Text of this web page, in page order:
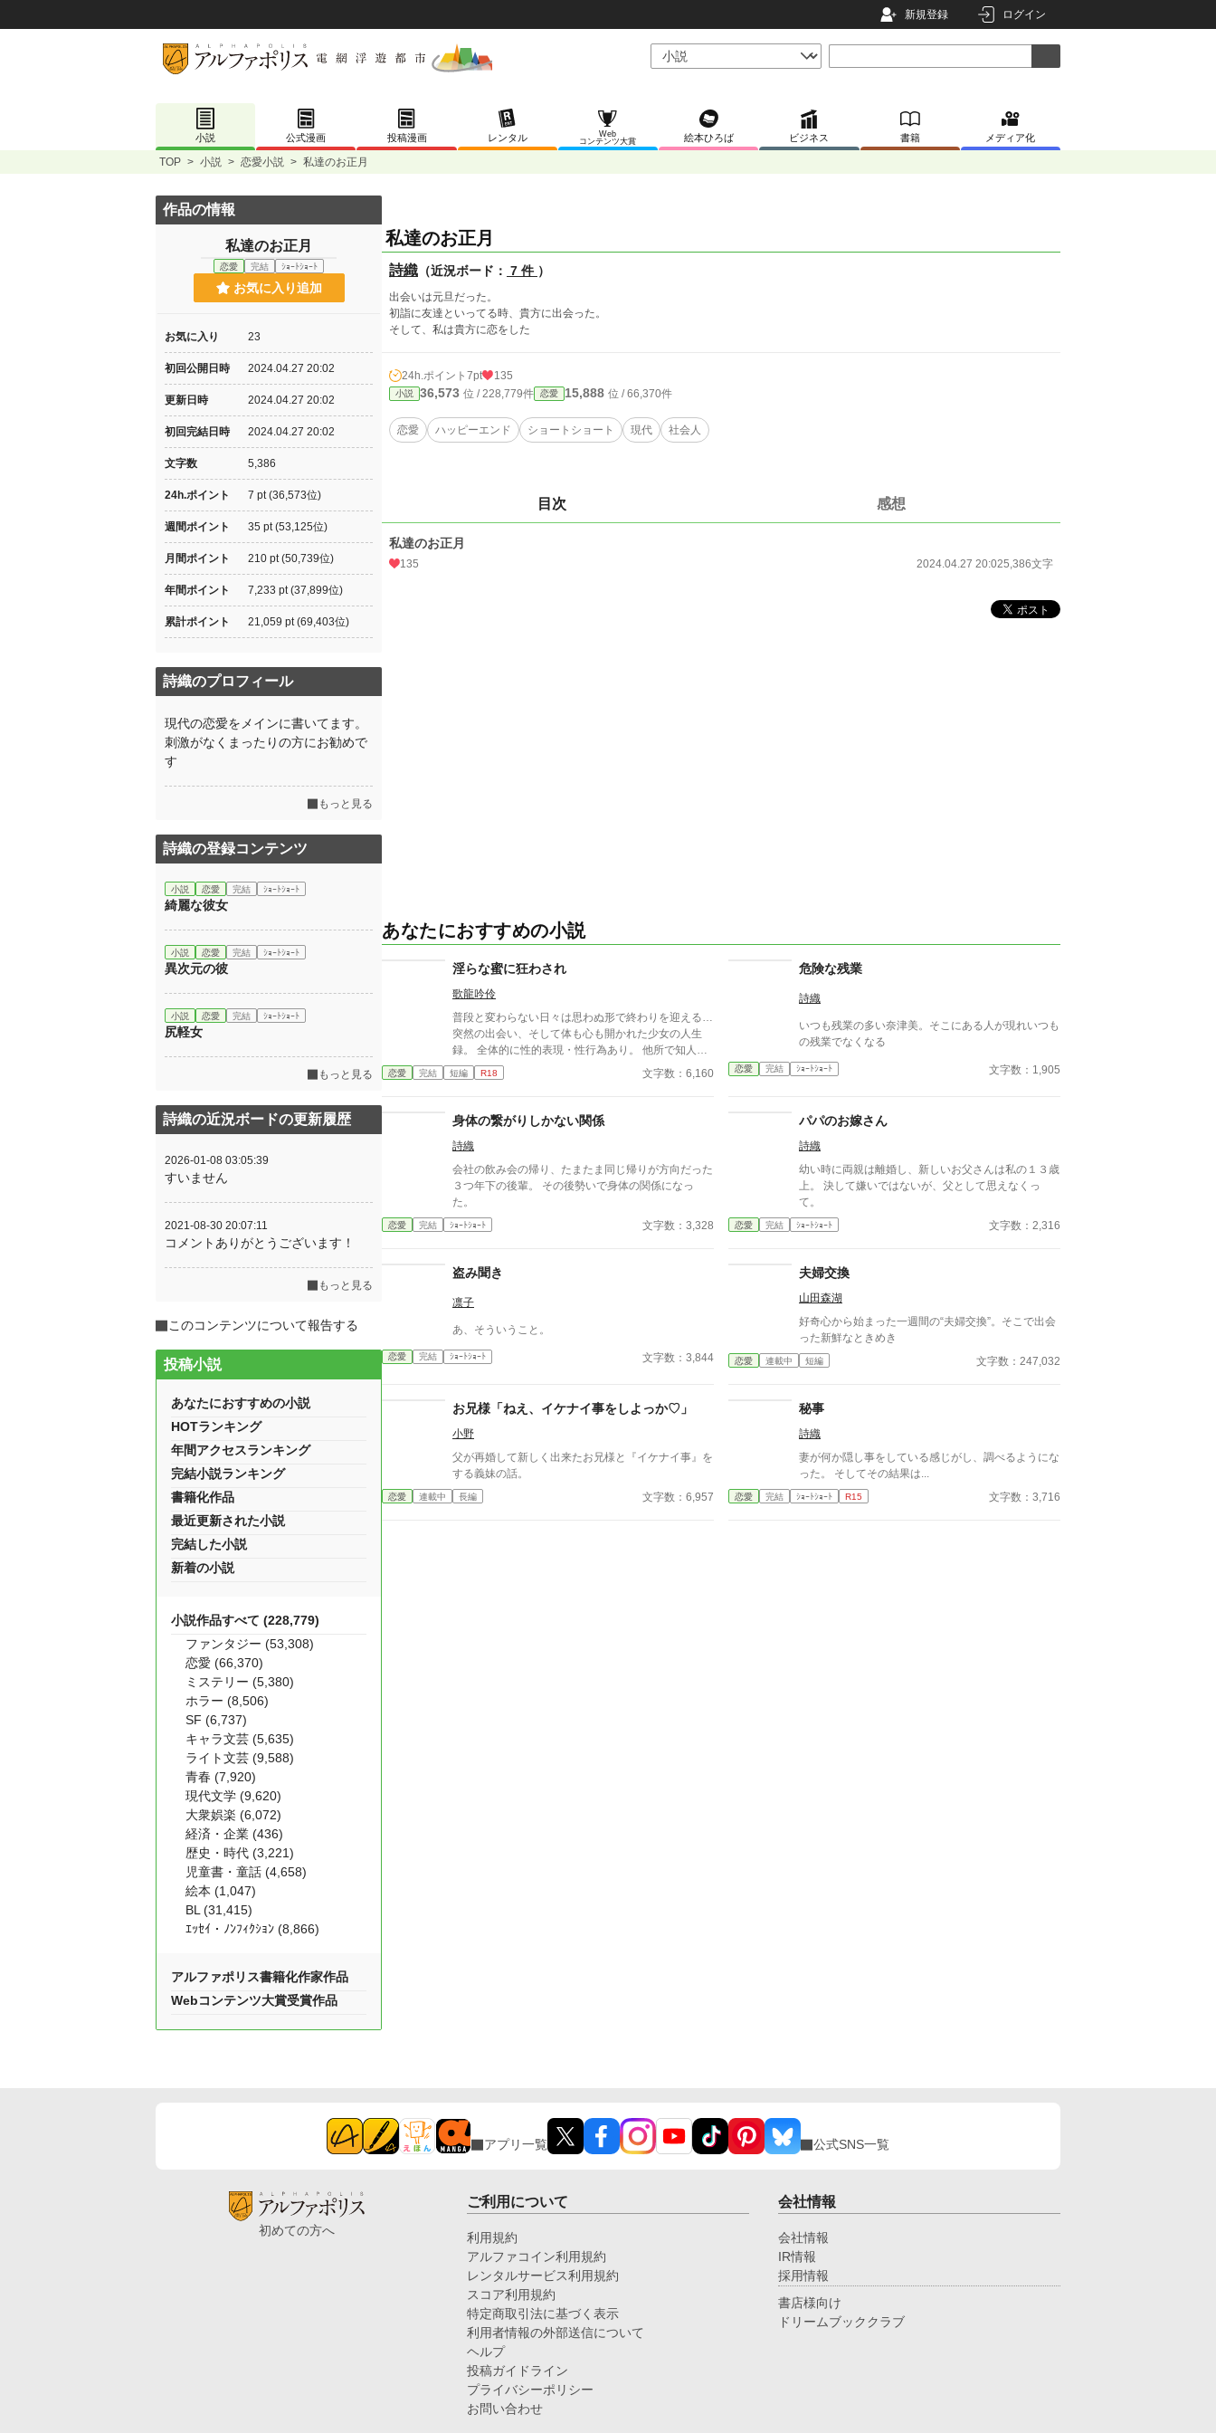
新規登録 ログイン
小説 公式漫画 投稿漫画 レンタル
Web
コンテンツ大賞
絵本ひろば ビジネス 書籍 メディア化
TOP > 小説 > 恋愛小説 > 私達のお正月
私達のお正月
詩織 （近況ボード： 7 件 ）
出会いは元旦だった。
初詣に友達といってる時、貴方に出会った。
そして、私は貴方に恋をした
24h.ポイント 7pt 135
小説 36,573 位 / 228,779件 恋愛 15,888 位 / 66,370件
恋愛 ハッピーエンド ショートショート 現代 社会人
目次 感想
私達のお正月
135 2024.04.27 20:025,386文字
あなたにおすすめの小説
淫らな蜜に狂わされ
歌龍吟伶
普段と変わらない日々は思わぬ形で終わりを迎える…
突然の出会い、そして体も心も開かれた少女の人生
録。 全体的に性的表現・性行為あり。 他所で知人限
定公開していましたが、こちらに移しました。 全3話
完結済みです。
恋愛 完結 短編 R18 文字数：6,160
危険な残業
詩織
いつも残業の多い奈津美。そこにある人が現れいつも
の残業でなくなる
恋愛 完結 ｼｮｰﾄｼｮｰﾄ 文字数：1,905
身体の繋がりしかない関係
詩織
会社の飲み会の帰り、たまたま同じ帰りが方向だった
３つ年下の後輩。 その後勢いで身体の関係になっ
た。
恋愛 完結 ｼｮｰﾄｼｮｰﾄ 文字数：3,328
パパのお嫁さん
詩織
幼い時に両親は離婚し、新しいお父さんは私の１３歳
上。 決して嫌いではないが、父として思えなくっ
て。
恋愛 完結 ｼｮｰﾄｼｮｰﾄ 文字数：2,316
盗み聞き
凛子
あ、そういうこと。
恋愛 完結 ｼｮｰﾄｼｮｰﾄ 文字数：3,844
夫婦交換
山田森湖
好奇心から始まった一週間の“夫婦交換”。そこで出会
った新鮮なときめき
恋愛 連載中 短編 文字数：247,032
お兄様「ねえ、イケナイ事をしよっか♡」
小野
父が再婚して新しく出来たお兄様と『イケナイ事』を
する義妹の話。
恋愛 連載中 長編 文字数：6,957
秘事
詩織
妻が何か隠し事をしている感じがし、調べるようにな
った。 そしてその結果は...
恋愛 完結 ｼｮｰﾄｼｮｰﾄ R15 文字数：3,716
作品の情報
私達のお正月
恋愛 完結 ｼｮｰﾄｼｮｰﾄ
お気に入り追加
お気に入り 23
初回公開日時 2024.04.27 20:02
更新日時 2024.04.27 20:02
初回完結日時 2024.04.27 20:02
文字数 5,386
24h.ポイント 7 pt (36,573位)
週間ポイント 35 pt (53,125位)
月間ポイント 210 pt (50,739位)
年間ポイント 7,233 pt (37,899位)
累計ポイント 21,059 pt (69,403位)
詩織のプロフィール
現代の恋愛をメインに書いてます。
刺激がなくまったりの方にお勧めで
す
もっと見る
詩織の登録コンテンツ
小説 恋愛 完結 ｼｮｰﾄｼｮｰﾄ
綺麗な彼女
小説 恋愛 完結 ｼｮｰﾄｼｮｰﾄ
異次元の彼
小説 恋愛 完結 ｼｮｰﾄｼｮｰﾄ
尻軽女
もっと見る
詩織の近況ボードの更新履歴
2026-01-08 03:05:39
すいません
2021-08-30 20:07:11
コメントありがとうございます！
もっと見る
このコンテンツについて報告する
投稿小説
あなたにおすすめの小説
HOTランキング
年間アクセスランキング
完結小説ランキング
書籍化作品
最近更新された小説
完結した小説
新着の小説
小説作品すべて (228,779)
ファンタジー (53,308)
恋愛 (66,370)
ミステリー (5,380)
ホラー (8,506)
SF (6,737)
キャラ文芸 (5,635)
ライト文芸 (9,588)
青春 (7,920)
現代文学 (9,620)
大衆娯楽 (6,072)
経済・企業 (436)
歴史・時代 (3,221)
児童書・童話 (4,658)
絵本 (1,047)
BL (31,415)
ｴｯｾｲ・ﾉﾝﾌｨｸｼｮﾝ (8,866)
アルファポリス書籍化作家作品
Webコンテンツ大賞受賞作品
アプリ一覧 公式SNS一覧
初めての方へ
ご利用について
利用規約
アルファコイン利用規約
レンタルサービス利用規約
スコア利用規約
特定商取引法に基づく表示
利用者情報の外部送信について
ヘルプ
投稿ガイドライン
プライバシーポリシー
お問い合わせ
会社情報
会社情報
IR情報
採用情報
書店様向け
ドリームブッククラブ